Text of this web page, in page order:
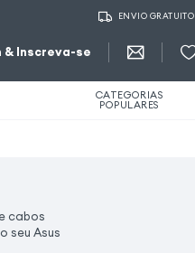
ENVIO GRATUITO
& Inscreva-se
CATEGORIAS
POPULARES
cabos
seu Asus